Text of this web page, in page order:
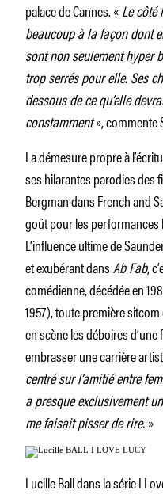
palace de Cannes. «Le côté
beaucoup à la façon dont
sont non seulement hyper
trop serrés pour elle. Ses
dessous de ce qu’elle
constamment», commente
La démesure propre à
ses hilarantes parodies des
Bergman dans French and
goût pour les
L’influence ultime de
et exubérant dansAb Fab,
comédienne, décédée en
1957), toute première
en scène les déboires
embrasser une carrière
centré sur l’amitié entre
a presque exclusivement
me faisait pisser de rire.»
Lucille Ball dans la série I